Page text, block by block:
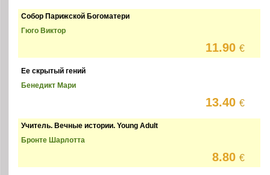
Собор Парижской Богоматери
Гюго Виктор
11.90€
Ее скрытый гений
Бенедикт Мари
13.40€
Учитель. Вечные истории. Young Adult
Бронте Шарлотта
8.80€